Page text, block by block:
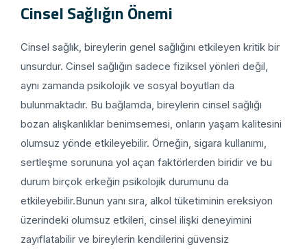
Cinsel Sağlığın Önemi
Cinsel sağlık, bireylerin genel sağlığını etkileyen kritik bir
unsurdur. Cinsel sağlığın sadece fiziksel yönleri değil,
aynı zamanda psikolojik ve sosyal boyutları da
bulunmaktadır. Bu bağlamda, bireylerin cinsel sağlığı
bozan alışkanlıklar benimsemesi, onların yaşam kalitesini
olumsuz yönde etkileyebilir. Örneğin, sigara kullanımı,
sertleşme sorununa yol açan faktörlerden biridir ve bu
durum birçok erkeğin psikolojik durumunu da
etkileyebilir.Bunun yanı sıra, alkol tüketiminin ereksiyon
üzerindeki olumsuz etkileri, cinsel ilişki deneyimini
zayıflatabilir ve bireylerin kendilerini güvensiz